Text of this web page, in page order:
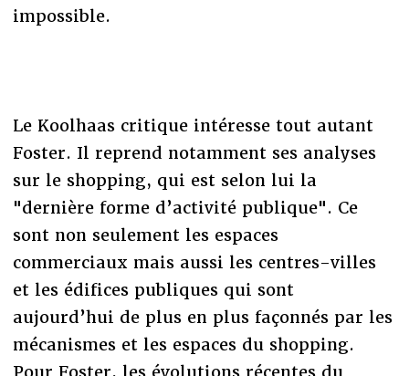
impossible.
Le Koolhaas critique intéresse tout autant
Foster. Il reprend notamment ses analyses
sur le shopping, qui est selon lui la
"dernière forme d’activité publique". Ce
sont non seulement les espaces
commerciaux mais aussi les centres-villes
et les édifices publiques qui sont
aujourd’hui de plus en plus façonnés par les
mécanismes et les espaces du shopping.
Pour Foster, les évolutions récentes du